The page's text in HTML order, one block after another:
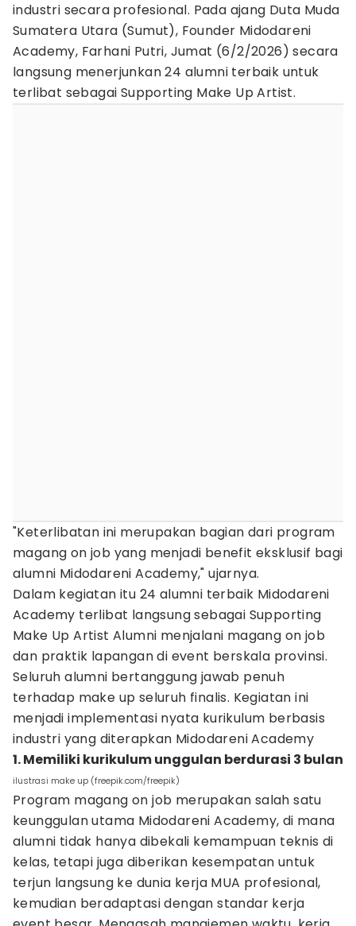
industri secara profesional. Pada ajang Duta Muda
Sumatera Utara (Sumut), Founder Midodareni
Academy, Farhani Putri, Jumat (6/2/2026) secara
langsung menerjunkan 24 alumni terbaik untuk
terlibat sebagai Supporting Make Up Artist.
"Keterlibatan ini merupakan bagian dari program
magang on job yang menjadi benefit eksklusif bagi
alumni Midodareni Academy," ujarnya.
Dalam kegiatan itu 24 alumni terbaik Midodareni
Academy terlibat langsung sebagai Supporting
Make Up Artist Alumni menjalani magang on job
dan praktik lapangan di event berskala provinsi.
Seluruh alumni bertanggung jawab penuh
terhadap make up seluruh finalis. Kegiatan ini
menjadi implementasi nyata kurikulum berbasis
industri yang diterapkan Midodareni Academy
1. Memiliki kurikulum unggulan berdurasi 3 bulan
ilustrasi make up (freepik.com/freepik)
Program magang on job merupakan salah satu
keunggulan utama Midodareni Academy, di mana
alumni tidak hanya dibekali kemampuan teknis di
kelas, tetapi juga diberikan kesempatan untuk
terjun langsung ke dunia kerja MUA profesional,
kemudian beradaptasi dengan standar kerja